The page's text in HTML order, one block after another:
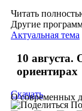
Читать
Другие
Актуальная тема
10
ориентирах
О современных
Скачать